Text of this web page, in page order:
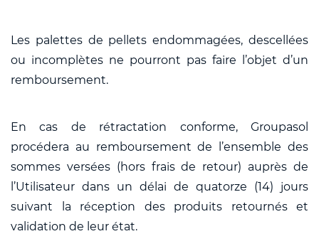
Les palettes de pellets endommagées, descellées
ou incomplètes ne pourront pas faire l’objet d’un
remboursement.
En cas de rétractation conforme, Groupasol
procédera au remboursement de l’ensemble des
sommes versées (hors frais de retour) auprès de
l’Utilisateur dans un délai de quatorze (14) jours
suivant la réception des produits retournés et
validation de leur état.